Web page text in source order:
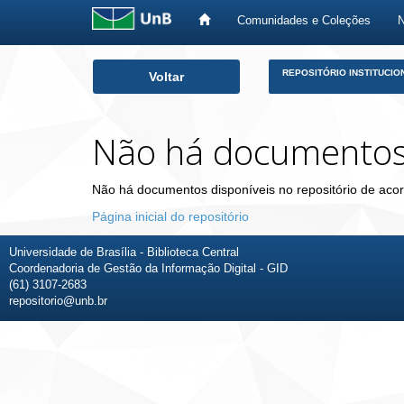
Comunidades e Coleções
Voltar REPOSITÓRIO
Não há
Não há documentos disponíveis no repositório de
Página inicial do repositório
Universidade de Brasília - Biblioteca Central
Coordenadoria de Gestão da Informação Digital - GID
(61) 3107-2683
repositorio@unb.br